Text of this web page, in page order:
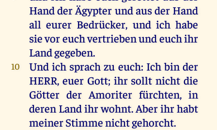
HandderÄgypter undausder Hand
all eurer Bedrücker, und ich habe
sievoreuchvertriebenundeuchihr
Landgegeben.
10 Und ich sprach zu euch: Ich bin der
HERR, euer Gott; ihr sollt nicht die
Götter der Amoriter fürchten,in
deren Landihrwohnt.Aberihrhabt
meinerStimmenichtgehorcht.